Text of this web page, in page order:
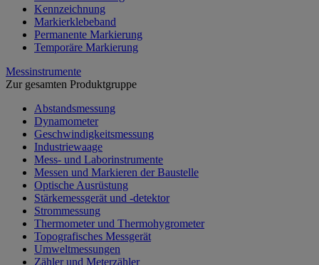
Kennzeichnung
Markierklebeband
Permanente Markierung
Temporäre Markierung
Messinstrumente
Zur gesamten Produktgruppe
Abstandsmessung
Dynamometer
Geschwindigkeitsmessung
Industriewaage
Mess- und Laborinstrumente
Messen und Markieren der Baustelle
Optische Ausrüstung
Stärkemessgerät und -detektor
Strommessung
Thermometer und Thermohygrometer
Topografisches Messgerät
Umweltmessungen
Zähler und Meterzähler